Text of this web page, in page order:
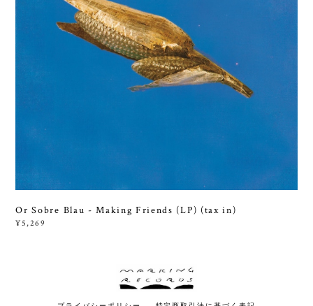
Or Sobre Blau - Making Friends (LP) (tax in)
¥5,269